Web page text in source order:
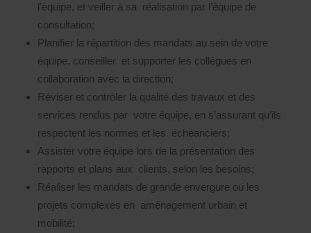
l’équipe, et veiller à sa réalisation par l’équipe de
consultation;
Planifier la répartition des mandats au sein de votre
équipe, conseiller et supporter les collègues en
collaboration avec la direction;
Réviser et contrôler la qualité des travaux et des
services rendus par votre équipe, en s’assurant qu’ils
respectent les normes et les échéanciers;
Assister votre équipe lors de la présentation des
rapports et plans aux clients, selon les besoins;
Réaliser les mandats de grande envergure ou les
projets complexes en aménagement urbain et
mobilité;